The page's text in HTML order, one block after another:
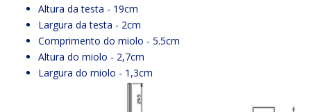
Altura da testa - 19cm
Largura da testa - 2cm
Comprimento do miolo - 5.5cm
Altura do miolo - 2,7cm
Largura do miolo - 1,3cm